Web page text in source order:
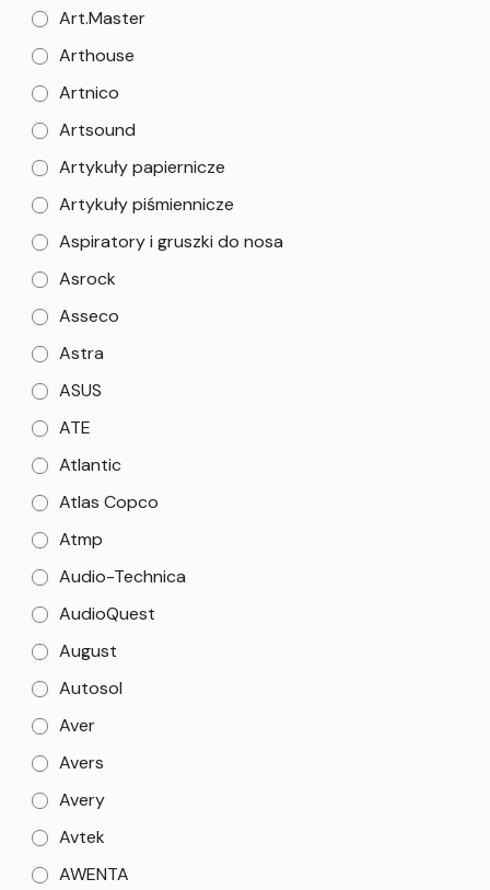
Art.Master
Arthouse
Artnico
Artsound
Artykuły papiernicze
Artykuły piśmiennicze
Aspiratory i gruszki do nosa
Asrock
Asseco
Astra
ASUS
ATE
Atlantic
Atlas Copco
Atmp
Audio-Technica
AudioQuest
August
Autosol
Aver
Avers
Avery
Avtek
AWENTA